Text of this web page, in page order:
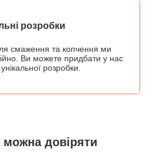
розробки
смаження та копчення ми
Ви можете придбати у нас
розробки.
довіряти